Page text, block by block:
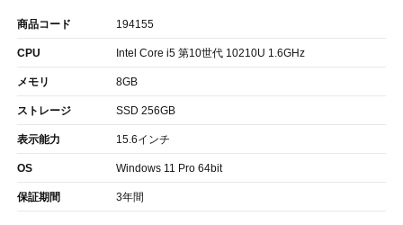
商品コード 194155
CPU Intel Core i5 第10世代 10210U 1.6GHz
メモリ 8GB
ストレージ SSD 256GB
表示能力 15.6インチ
OS Windows 11 Pro 64bit
保証期間 3年間